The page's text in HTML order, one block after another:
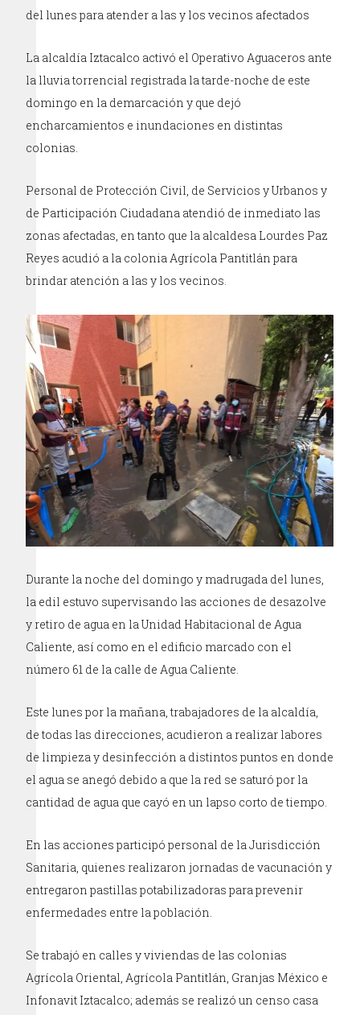
del lunes para atender a las y los vecinos afectados
La alcaldía Iztacalco activó el Operativo Aguaceros ante
la lluvia torrencial registrada la tarde-noche de este
domingo en la demarcación y que dejó
encharcamientos e inundaciones en distintas
colonias.
Personal de Protección Civil, de Servicios y Urbanos y
de Participación Ciudadana atendió de inmediato las
zonas afectadas, en tanto que la alcaldesa Lourdes Paz
Reyes acudió a la colonia Agrícola Pantitlán para
brindar atención a las y los vecinos.
Durante la noche del domingo y madrugada del lunes,
la edil estuvo supervisando las acciones de desazolve
y retiro de agua en la Unidad Habitacional de Agua
Caliente, así como en el edificio marcado con el
número 61 de la calle de Agua Caliente.
Este lunes por la mañana, trabajadores de la alcaldía,
de todas las direcciones, acudieron a realizar labores
de limpieza y desinfección a distintos puntos en donde
el agua se anegó debido a que la red se saturó por la
cantidad de agua que cayó en un lapso corto de tiempo.
En las acciones participó personal de la Jurisdicción
Sanitaria, quienes realizaron jornadas de vacunación y
entregaron pastillas potabilizadoras para prevenir
enfermedades entre la población.
Se trabajó en calles y viviendas de las colonias
Agrícola Oriental, Agrícola Pantitlán, Granjas México e
Infonavit Iztacalco; además se realizó un censo casa